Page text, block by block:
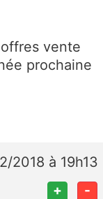
vente
prochaine
2018 à 19h13
+ -